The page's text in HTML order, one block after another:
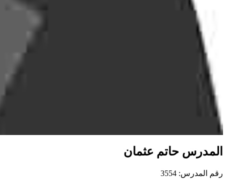
المدرس حاتم عثمان
رقم المدرس: 3554